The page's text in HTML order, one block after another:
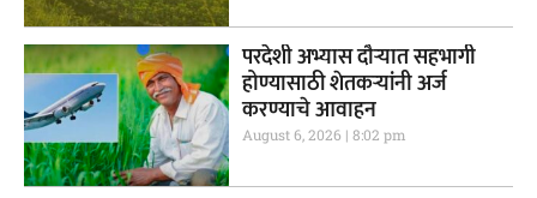
परदेशी अभ्यास दौऱ्यात सहभागी
होण्यासाठी शेतकऱ्यांनी अर्ज
करण्याचे आवाहन
August 6, 2026 8:02 pm